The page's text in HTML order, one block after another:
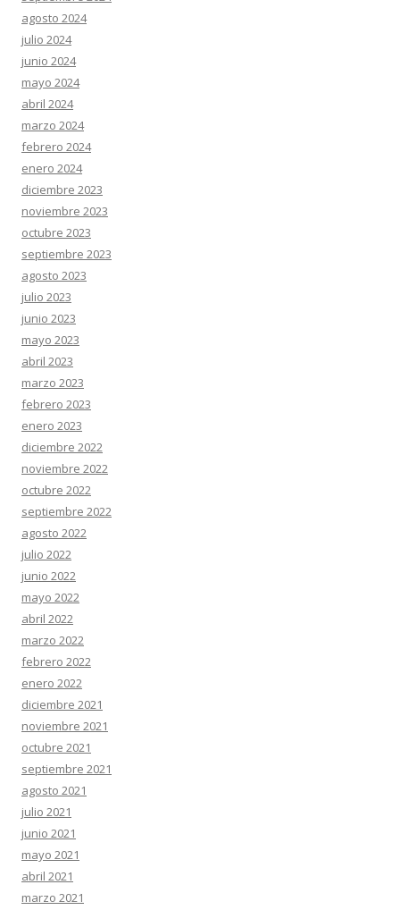
agosto 2024
julio 2024
junio 2024
mayo 2024
abril 2024
marzo 2024
febrero 2024
enero 2024
diciembre 2023
noviembre 2023
octubre 2023
septiembre 2023
agosto 2023
julio 2023
junio 2023
mayo 2023
abril 2023
marzo 2023
febrero 2023
enero 2023
diciembre 2022
noviembre 2022
octubre 2022
septiembre 2022
agosto 2022
julio 2022
junio 2022
mayo 2022
abril 2022
marzo 2022
febrero 2022
enero 2022
diciembre 2021
noviembre 2021
octubre 2021
septiembre 2021
agosto 2021
julio 2021
junio 2021
mayo 2021
abril 2021
marzo 2021